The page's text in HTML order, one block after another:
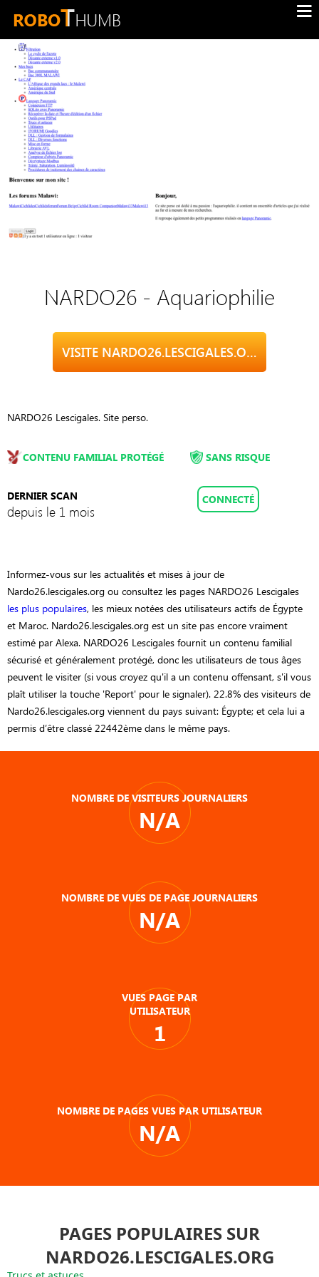
NARDO26 - Aquariophilie
VISITE NARDO26.LESCIGALES.ORG
NARDO26 Lescigales. Site perso.
CONTENU FAMILIAL PROTÉGÉ
DERNIER SCAN
depuis le 1 mois
SANS RISQUE
CONNECTÉ
Informez-vous sur les actualités et mises à jour de
Nardo26.lescigales.org ou consultez les pages NARDO26 Lescigales
les plus populaires, les mieux notées des utilisateurs actifs de Égypte
et Maroc. Nardo26.lescigales.org est un site pas encore vraiment
estimé par Alexa. NARDO26 Lescigales fournit un contenu familial
sécurisé et généralement protégé, donc les utilisateurs de tous âges
peuvent le visiter (si vous croyez qu'il a un contenu offensant, s'il vous
plaît utiliser la touche 'Report' pour le signaler). 22.8% des visiteurs de
Nardo26.lescigales.org viennent du pays suivant: Égypte; et cela lui a
permis d’être classé 22442ème dans le même pays.
NOMBRE DE VISITEURS JOURNALIERS
N/A
NOMBRE DE VUES DE PAGE JOURNALIERS
N/A
VUES PAGE PAR
UTILISATEUR
1
NOMBRE DE PAGES VUES PAR UTILISATEUR
N/A
PAGES POPULAIRES SUR
NARDO26.LESCIGALES.ORG